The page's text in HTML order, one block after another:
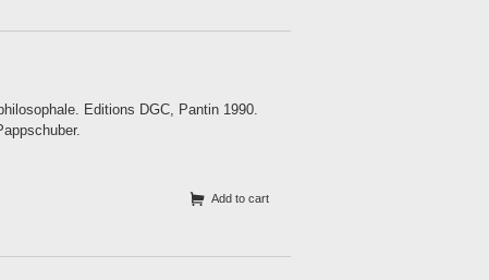
Editions DGC, Pantin 1990.
Add to cart